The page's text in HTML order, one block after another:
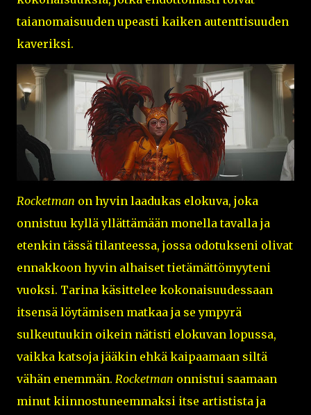
taianomaisuuden upeasti kaiken autenttisuuden
kaveriksi.
Rocketman on hyvin laadukas elokuva, joka
onnistuu kyllä yllättämään monella tavalla ja
etenkin tässä tilanteessa, jossa odotukseni olivat
ennakkoon hyvin alhaiset tietämättömyyteni
vuoksi. Tarina käsittelee kokonaisuudessaan
itsensä löytämisen matkaa ja se ympyrä
sulkeutuukin oikein nätisti elokuvan lopussa,
vaikka katsoja jääkin ehkä kaipaamaan siltä
vähän enemmän. Rocketman onnistui saamaan
minut kiinnostuneemmaksi itse artistista ja